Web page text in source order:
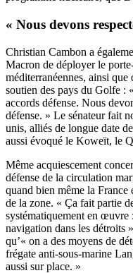
« Nous devons
Christian Cambon a
Macron de déployer le
méditerranéennes, ainsi que
soutien des pays du Golfe :
accords défense. Nous
défense. » Le sénateur fait
unis, alliés de longue date
aussi évoqué le Koweït, le
Même acquiescement
défense de la circulation
quand bien même la France
de la zone. « Ça fait partie
systématiquement en œuvre
navigation dans les détroits
qu’« on a des moyens de
frégate anti-sous-marine
aussi sur place. »